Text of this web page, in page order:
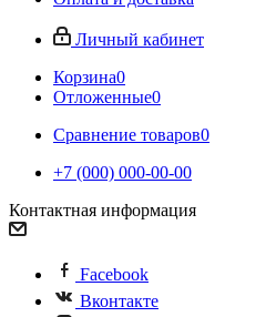
Личный кабинет
Корзина0
Отложенные0
Сравнение товаров0
+7 (000) 000-00-00
Контактная информация
Facebook
Вконтакте